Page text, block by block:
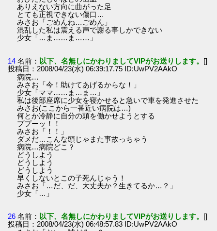
ありえない方向に曲がった足
とても正視できない傷口…
みさお「ごめんね…ごめん」
混乱した私は震える声で謝る事しかできない
少女「…ま……ま……」
14 名前： 以下、名無しにかわりましてVIPがお送りします。 []
投稿日：2008/04/23(水) 06:39:17.75 ID:UwPV2AAkO
病院…
みさお「今！助けてあげるからな！」
少女「ママ……ま…ま…」
私は後部座席に少女を寝かせると急いで車を発進させた
みさお(ここから一番近い病院は…)
何とか冷静に自分の頭を働かせようとする
ププーッ！！
みさお「！！」
ダメだ…こんな頭じゃまた事故っちゃう
病院…病院どこ？
どうしよう
どうしよう
どうしよう
早くしないとこの子死んじゃう！
みさお「…だ、だ、大丈夫か？生きてるか…？」
少女「…」
26 名前： 以下、名無しにかわりましてVIPがお送りします。 []
投稿日：2008/04/23(水) 06:48:57.83 ID:UwPV2AAkO